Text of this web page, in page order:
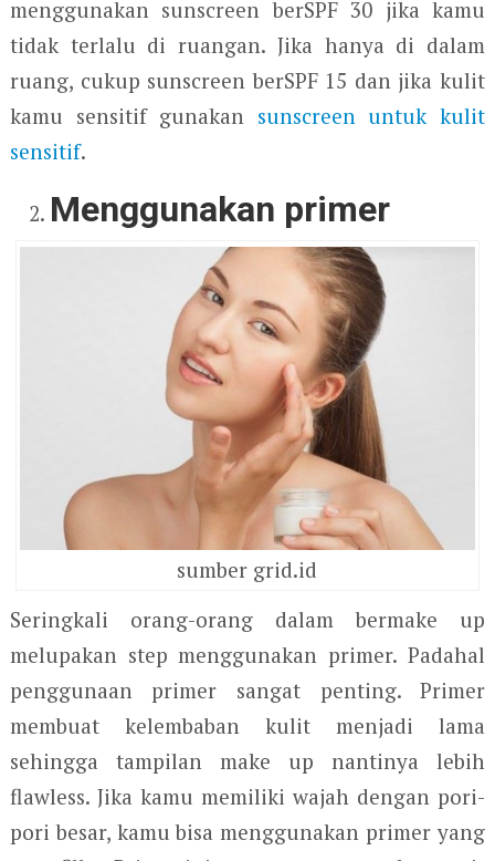
menggunakan sunscreen berSPF 30 jika kamu
tidak terlalu di ruangan. Jika hanya di dalam
ruang, cukup sunscreen berSPF 15 dan jika kulit
kamu sensitif gunakan sunscreen untuk kulit
sensitif.
Menggunakan primer
sumber grid.id
Seringkali orang-orang dalam bermake up
melupakan step menggunakan primer. Padahal
penggunaan primer sangat penting. Primer
membuat kelembaban kulit menjadi lama
sehingga tampilan make up nantinya lebih
flawless. Jika kamu memiliki wajah dengan pori-
pori besar, kamu bisa menggunakan primer yang